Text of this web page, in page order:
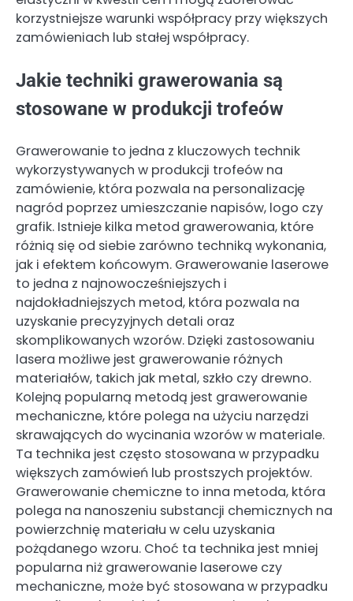
korzystniejsze warunki współpracy przy większych
zamówieniach lub stałej współpracy.
Jakie techniki grawerowania są
stosowane w produkcji trofeów
Grawerowanie to jedna z kluczowych technik
wykorzystywanych w produkcji trofeów na
zamówienie, która pozwala na personalizację
nagród poprzez umieszczanie napisów, logo czy
grafik. Istnieje kilka metod grawerowania, które
różnią się od siebie zarówno techniką wykonania,
jak i efektem końcowym. Grawerowanie laserowe
to jedna z najnowocześniejszych i
najdokładniejszych metod, która pozwala na
uzyskanie precyzyjnych detali oraz
skomplikowanych wzorów. Dzięki zastosowaniu
lasera możliwe jest grawerowanie różnych
materiałów, takich jak metal, szkło czy drewno.
Kolejną popularną metodą jest grawerowanie
mechaniczne, które polega na użyciu narzędzi
skrawających do wycinania wzorów w materiale.
Ta technika jest często stosowana w przypadku
większych zamówień lub prostszych projektów.
Grawerowanie chemiczne to inna metoda, która
polega na nanoszeniu substancji chemicznych na
powierzchnię materiału w celu uzyskania
pożądanego wzoru. Choć ta technika jest mniej
popularna niż grawerowanie laserowe czy
mechaniczne, może być stosowana w przypadku